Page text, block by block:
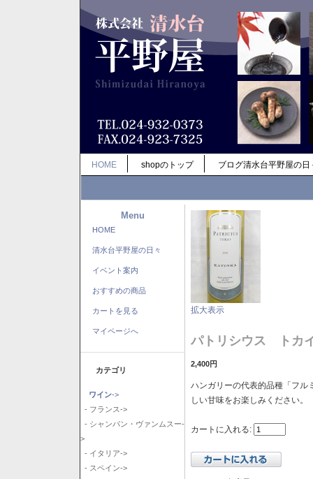
HOME shopのトップ ブログ清水台平野屋の日
Menu
HOME
清水台平野屋の日々
イベント案内
おすすめの商品
カートを見る
マイページへ
カテゴリ
ワイン->
- フランス->
- シャンパン・ヴァンムスー-
>
- イタリア->
- スペイン->
拡大表示
パトリシウス トカ
2,400円
ハンガリーの代表的品種「フル
しい甘味をお楽しみください。
カートに入れる: